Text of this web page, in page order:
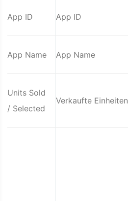
App ID App ID
App Name App Name
Units Sold
/ Selected
Verkaufte Einheiten